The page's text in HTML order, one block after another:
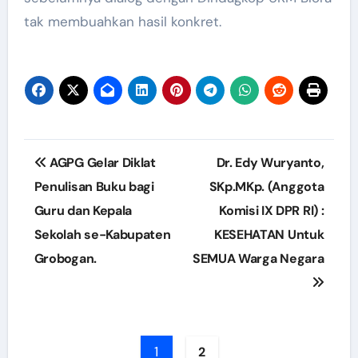
tak membuahkan hasil konkret.
Post
navigation
AGPG Gelar Diklat
Penulisan Buku bagi
Guru dan Kepala
Sekolah se-Kabupaten
Grobogan.
Dr. Edy Wuryanto,
SKp.MKp. (Anggota
Komisi IX DPR RI) :
KESEHATAN Untuk
SEMUA Warga Negara
1 2